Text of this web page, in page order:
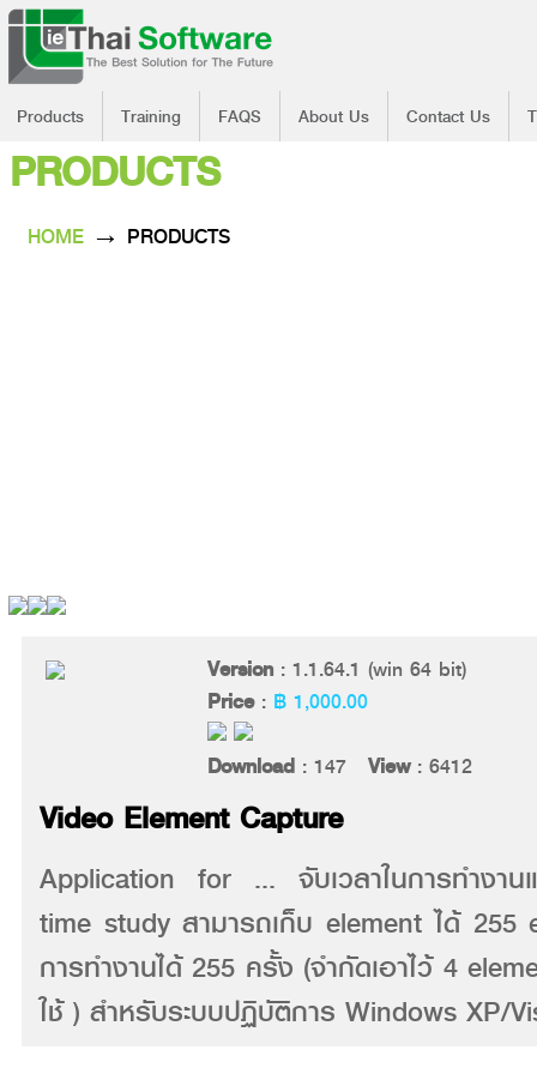
Products Training FAQS About Us Contact Us
PRODUCTS
HOME → PRODUCTS
Version : 1.1.64.1 (win 64 bit)
Price: ฿ 1,000.00
Download : 147 View: 6412
Video Element Capture
Application for ... จับเวลาในการทำงาน
time study สามารถเก็บ element ได้ 255
การทำงานได้ 255 ครั้ง (จำกัดเอาไว้ 4
ใช้ ) สำหรับระบบปฏิบัติการ Windows XP/